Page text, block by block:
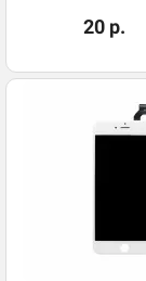
20 р.